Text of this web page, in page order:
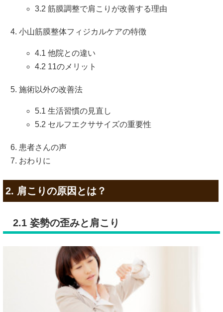
3.2 筋膜調整で肩こりが改善する理由
小山筋膜整体フィジカルケアの特徴
4.1 他院との違い
4.2 11のメリット
施術以外の改善法
5.1 生活習慣の見直し
5.2 セルフエクササイズの重要性
患者さんの声
おわりに
2. 肩こりの原因とは？
2.1 姿勢の歪みと肩こり